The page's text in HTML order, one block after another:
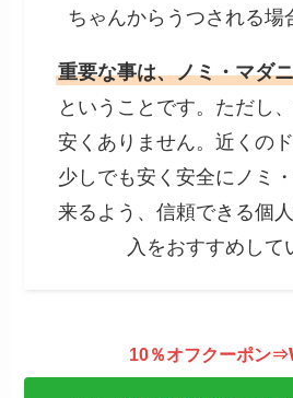
ちゃんからうつされる場
重要な事は、ノミ・マダ
ということです。ただし
安くありません。近くの
少しでも安く安全にノミ
来るよう、信頼できる個
入をおすすめして
10％オフクーポン⇒